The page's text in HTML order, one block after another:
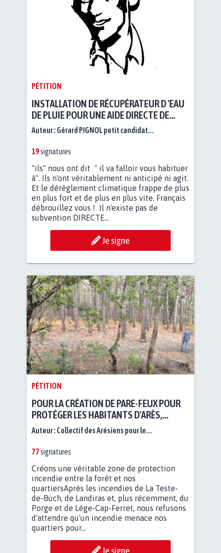
PÉTITION
INSTALLATION DE RÉCUPÉRATEUR D 'EAU
DE PLUIE POUR UNE AIDE DIRECTE DE
L'ETAT
Auteur : Gérard PIGNOL petit candidat...
19signatures
"ils" nous ont dit " il va falloir vous habituer
à". Ils n'ont véritablement ni anticipé ni agit.
Et le dérèglement climatique frappe de plus
en plus fort et de plus en plus vite. Français
débrouillez vous ! Il n'existe pas de
subvention DIRECTE...
Je signe
PÉTITION
POUR LA CRÉATION DE PARE-FEUX POUR
PROTÉGER LES HABITANTS D'ARÈS,
BASSIN D'ARCACHON
Auteur : Collectif des Arésiens pour le...
77signatures
Créons une véritable zone de protection
incendie entre la forêt et nos
quartiersAprès les incendies de La Teste-
de-Buch, de Landiras et, plus récemment, du
Porge et de Lège-Cap-Ferret, nous refusons
d'attendre qu'un incendie menace nos
quartiers pour...
Je signe